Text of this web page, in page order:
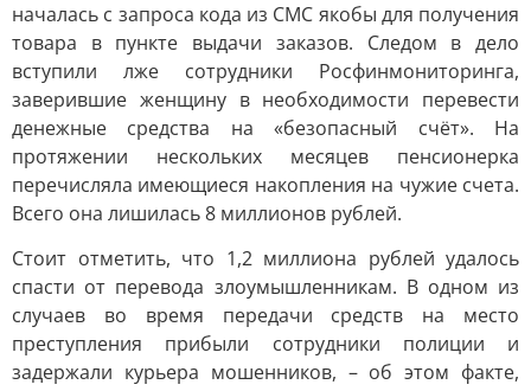
началась с запроса кода из СМС якобы для получения
товара в пункте выдачи заказов. Следом в дело
вступили лже сотрудники Росфинмониторинга,
заверившие женщину в необходимости перевести
денежные средства на «безопасный счёт». На
протяжении нескольких месяцев пенсионерка
перечисляла имеющиеся накопления на чужие счета.
Всего она лишилась 8 миллионов рублей.
Стоит отметить, что 1,2 миллиона рублей удалось
спасти от перевода злоумышленникам. В одном из
случаев во время передачи средств на место
преступления прибыли сотрудники полиции и
задержали курьера мошенников, – об этом факте,